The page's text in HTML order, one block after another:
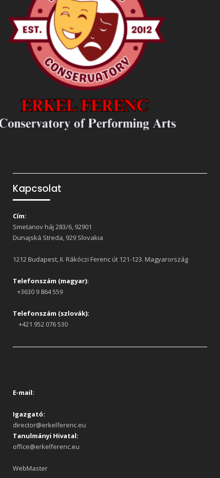
Kapcsolat
Cím:
Smetanov háj 283/6, 92901
Dunajská Streda, 929 Slovakia
1212 Budapest, II. Rákóczi Ferenc út 121-123. Magyarország
Telefonszám (magyar):
+3630 9 864 559
Telefonszám (szlovák):
+421 952 076 530
E-mail:
Igazgató:
director@erkelferenc.eu
Tanulmányi Hivatal:
office@erkelferenc.eu
WebMaster